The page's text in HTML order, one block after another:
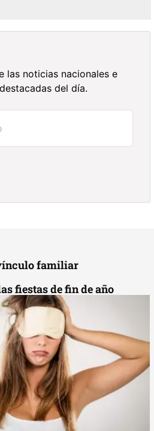
las noticias nacionales e
del día.
familiar
fiestas de fin de año